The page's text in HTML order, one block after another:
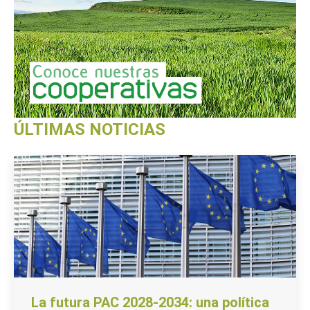
ÚLTIMAS NOTICIAS
La futura PAC 2028-2034: una política